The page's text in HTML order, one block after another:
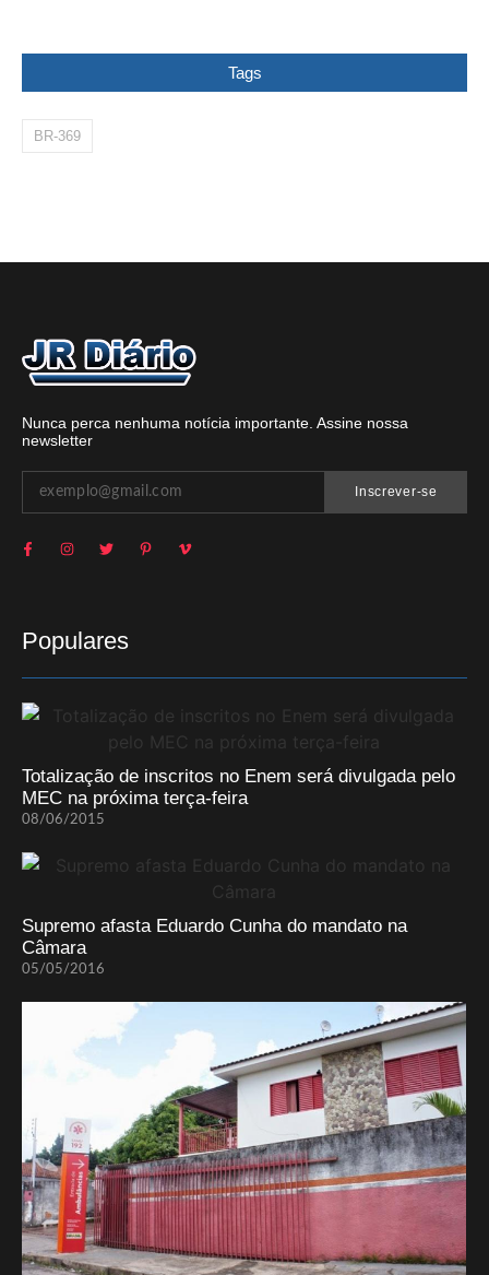
Tags
BR-369
Nunca perca nenhuma notícia importante. Assine nossa
newsletter
Inscrever-se
Populares
Totalização de inscritos no Enem será divulgada pelo
MEC na próxima terça-feira
08/06/2015
Supremo afasta Eduardo Cunha do mandato na
Câmara
05/05/2016